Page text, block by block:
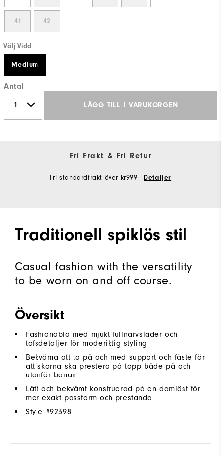
41 42
Välj Vidd
Medium
Antal
LÄGG TILL I VARUKORGEN
Fri Frakt & Fri Retur
Fri standardfrakt över kr999 Detaljer
Traditionell spiklös stil
Casual fashion with the versatility
to be worn on and off course.
Översikt
Fashionabla med mjukt fullnarvsläder och
tofsdetaljer för moderiktig styling
Bekväma att ta på och med support och fäste för
att skorna ska prestera på topp både på och
utanför banan
Lätt och bekvämt konstruerad på en damläst för
mer exakt passform och prestanda
Style #92398